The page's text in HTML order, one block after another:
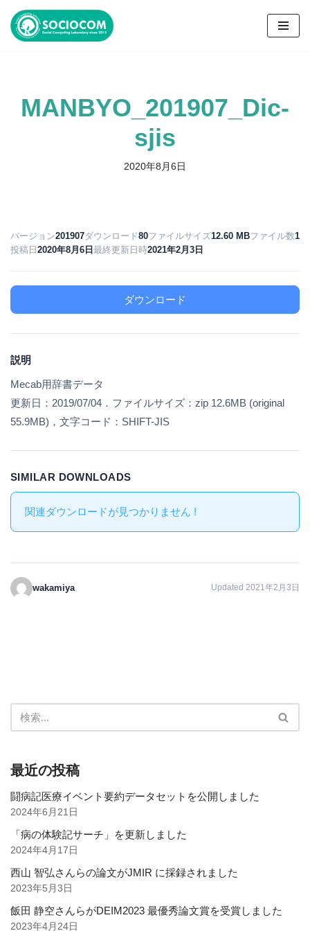
コ
MANBYO_201907_Dic-
sjis
2020年8月6日
バージョン201907ダウンロード80ファイルサイズ12.60 MBファイル数1
投稿日2020年8月6日最終更新日時2021年2月3日
ダウンロード
説明
Mecab用辞書データ
更新日：2019/07/04．ファイルサイズ：zip 12.6MB (original
55.9MB)，文字コード：SHIFT-JIS
SIMILAR DOWNLOADS
関連ダウンロードが見つかりません !
wakamiya Updated 2021年2月3日
最近の投稿
闘病記医療イベント要約データセットを公開しました
2024年6月21日
「病の体験記サーチ」を更新しました
2024年4月17日
西山 智弘さんらの論文がJMIR に採録されました
2023年5月3日
飯田 静空さんらがDEIM2023 最優秀論文賞を受賞しました
2023年4月24日